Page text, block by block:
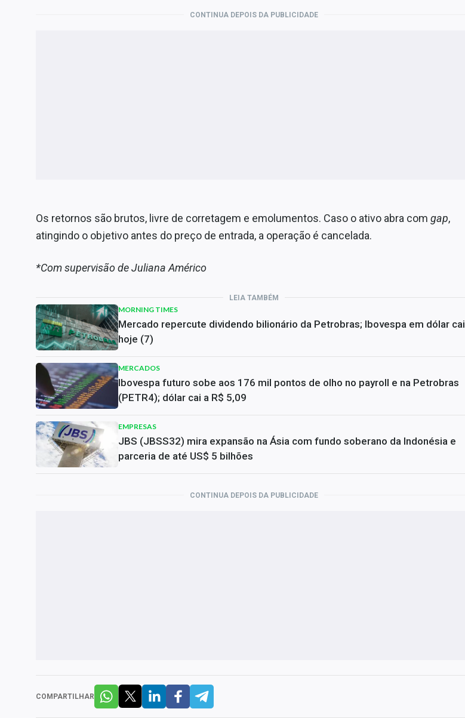
CONTINUA DEPOIS DA PUBLICIDADE
Os retornos são brutos, livre de corretagem e emolumentos. Caso o ativo abra com gap,
atingindo o objetivo antes do preço de entrada, a operação é cancelada.
*Com supervisão deJuliana Américo
LEIA TAMBÉM
MORNING TIMES
Mercado repercute dividendo bilionário da Petrobras; Ibovespa em dólar cai
hoje (7)
MERCADOS
Ibovespa futuro sobe aos 176 mil pontos de olho no payroll e na Petrobras
(PETR4); dólar cai a R$ 5,09
EMPRESAS
JBS (JBSS32) mira expansão na Ásia com fundo soberano da Indonésia e
parceria de até US$ 5 bilhões
CONTINUA DEPOIS DA PUBLICIDADE
COMPARTILHAR